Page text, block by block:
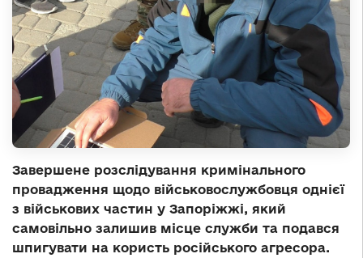
Завершене розслідування кримінального
провадження щодо військовослужбовця однієї
з військових частин у Запоріжжі, який
самовільно залишив місце служби та подався
шпигувати на користь російського агресора.